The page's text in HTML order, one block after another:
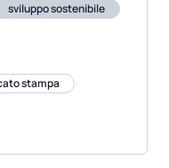
sviluppo sostenibile
stampa